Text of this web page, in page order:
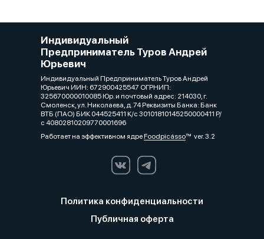
Индивидуальный
Предприниматель Туров Андрей
Юрьевич
Индивидуальный Предприниматель Туров Андрей
Юрьевич ИИН: 672900425547 ОГРНИП:
325670000010085 Юр. и почтовый адрес: 214030, г.
Смоленск, ул. Николаева, д. 74 Реквизиты Банка: Банк
ВТБ (ПАО) БИК 044525411 К/с 30101810145250000411 Р/
с 40802810209770001696
Работает на эффективном ядреFoodpicássover. 3.2
Политика конфиденциальности
Публичная оферта